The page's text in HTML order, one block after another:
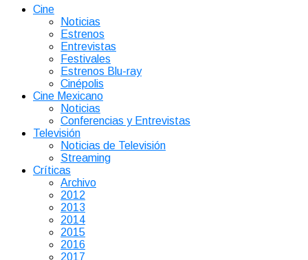
Cine
Noticias
Estrenos
Entrevistas
Festivales
Estrenos Blu-ray
Cinépolis
Cine Mexicano
Noticias
Conferencias y Entrevistas
Televisión
Noticias de Televisión
Streaming
Críticas
Archivo
2012
2013
2014
2015
2016
2017